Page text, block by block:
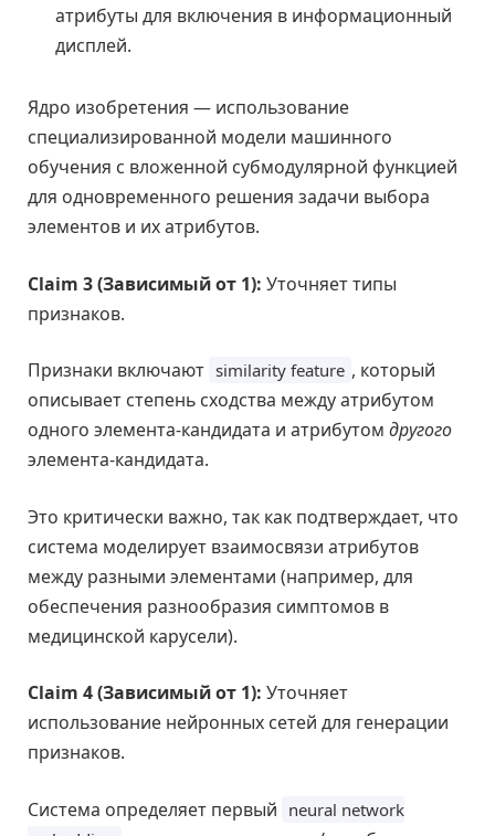
атрибуты для включения в информационный
дисплей.
Ядро изобретения — использование
специализированной модели машинного
обучения с вложенной субмодулярной функцией
для одновременного решения задачи выбора
элементов и их атрибутов.
Claim 3 (Зависимый от 1): Уточняет типы
признаков.
Признаки включают similarity feature , который
описывает степень сходства между атрибутом
одного элемента-кандидата и атрибутом другого
элемента-кандидата.
Это критически важно, так как подтверждает, что
система моделирует взаимосвязи атрибутов
между разными элементами (например, для
обеспечения разнообразия симптомов в
медицинской карусели).
Claim 4 (Зависимый от 1): Уточняет
использование нейронных сетей для генерации
признаков.
Система определяет первый neural network